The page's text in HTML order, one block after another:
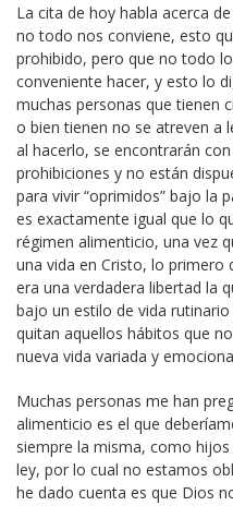
La cita de hoy habla acerca
no todo nos conviene, esto
prohibido, pero que no todo
conveniente hacer, y esto lo
muchas personas que tienen
o bien tienen no se atreven a
al hacerlo, se encontrarán
prohibiciones y no están
para vivir “oprimidos” bajo la
es exactamente igual que lo
régimen alimenticio, una vez
una vida en Cristo, lo primero
era una verdadera libertad la
bajo un estilo de vida
quitan aquellos hábitos que
nueva vida variada y
Muchas personas me han
alimenticio es el que
siempre la misma, como
ley, por lo cual no estamos
he dado cuenta es que Dios